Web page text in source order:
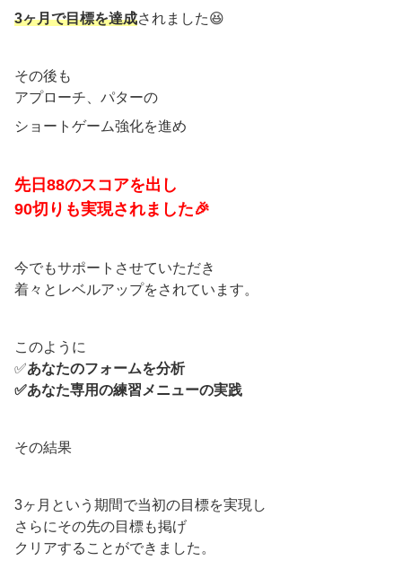
3ヶ月で目標を達成されました😆
その後も
アプローチ、パターの
ショートゲーム強化を進め
先日88のスコアを出し
90切りも実現されました🎉
今でもサポートさせていただき
着々とレベルアップをされています。
このように
✅あなたのフォームを分析
✅あなた専用の練習メニューの実践
その結果
3ヶ月という期間で当初の目標を実現し
さらにその先の目標も掲げ
クリアすることができました。